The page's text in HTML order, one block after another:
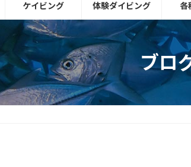
ケイビング 体験ダイビング 各
ブロ